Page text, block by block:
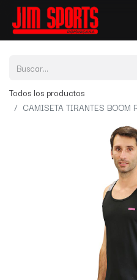
Todos los productos
CAMISETA TIRANTES BOOM